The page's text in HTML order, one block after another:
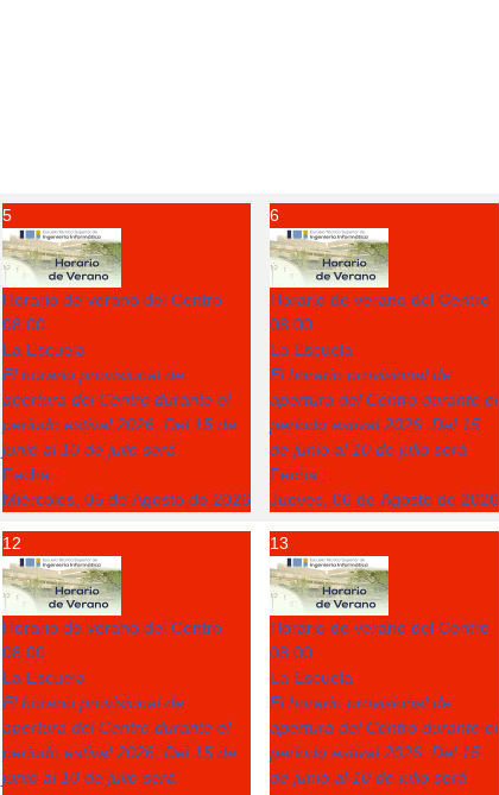
5
Horario de verano del Centro
08:00
La Escuela
El horario provisional de
apertura del Centro durante el
periodo estival 2026: Del 15 de
junio al 10 de julio será
Fecha :
Miércoles, 05 de Agosto de 2026
6
Horario de verano del Centro
08:00
La Escuela
El horario provisional de
apertura del Centro durante el
periodo estival 2026: Del 15
de junio al 10 de julio será
Fecha :
Jueves, 06 de Agosto de 2026
12
Horario de verano del Centro
08:00
La Escuela
El horario provisional de
apertura del Centro durante el
periodo estival 2026: Del 15 de
junio al 10 de julio será
13
Horario de verano del Centro
08:00
La Escuela
El horario provisional de
apertura del Centro durante el
periodo estival 2026: Del 15
de junio al 10 de julio será